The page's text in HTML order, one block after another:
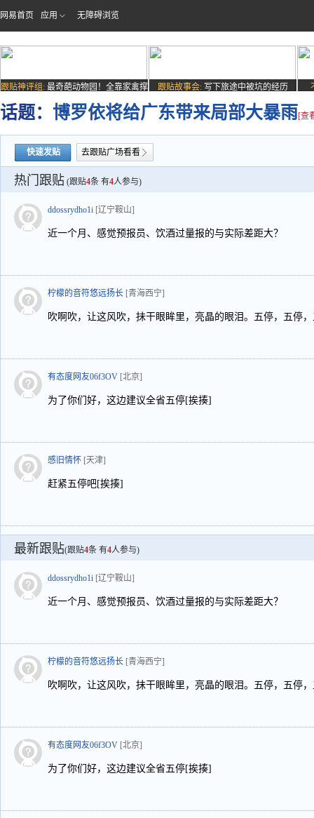
网易首页 应用 无障碍浏览
跟贴神评组: 最奇葩动物园！全靠家禽撑
场子
跟贴故事会: 写下旅途中被坑的经历
话题： 博罗依将给广东带来局部大暴雨[查
快速发贴 去跟贴广场看看
热门跟贴 (跟贴4条 有4人参与)
ddossrydho1i [辽宁鞍山]
近一个月、感觉预报员、饮酒过量报的与实际差距大？
柠檬的音符悠远扬长 [青海西宁]
吹啊吹，让这风吹，抺干眼眸里，亮晶的眼泪。五停，五停
有态度网友06f3OV [北京]
为了你们好，这边建议全省五停[挨揍]
感旧情怀 [天津]
赶紧五停吧[挨揍]
最新跟贴(跟贴4条 有4人参与)
ddossrydho1i [辽宁鞍山]
近一个月、感觉预报员、饮酒过量报的与实际差距大？
柠檬的音符悠远扬长 [青海西宁]
吹啊吹，让这风吹，抺干眼眸里，亮晶的眼泪。五停，五停
有态度网友06f3OV [北京]
为了你们好，这边建议全省五停[挨揍]